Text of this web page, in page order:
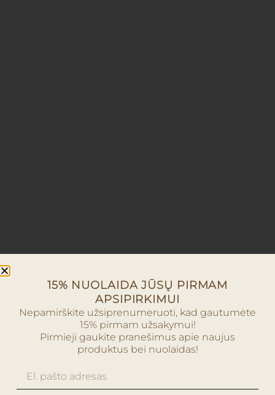
15% NUOLAIDA JŪSŲ PIRMAM
APSIPIRKIMUI
Nepamirškite užsiprenumeruoti, kad gautumėte
15% pirmam užsakymui!
Pirmieji gaukite pranešimus apie naujus
produktus bei nuolaidas!